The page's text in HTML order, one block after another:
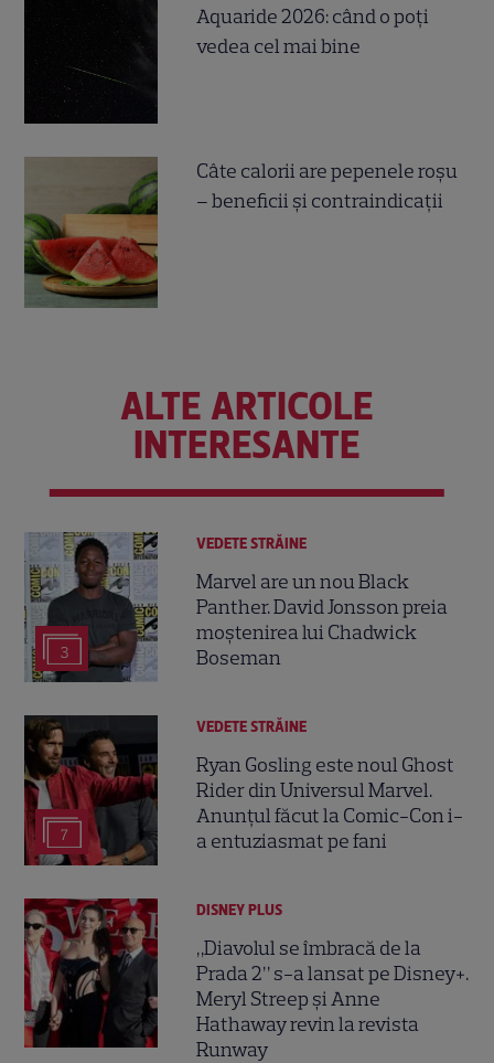
Aquaride 2026: când o poți
vedea cel mai bine
Câte calorii are pepenele roșu
– beneficii și contraindicații
ALTE ARTICOLE
INTERESANTE
3
VEDETE STRĂINE
Marvel are un nou Black
Panther. David Jonsson preia
moștenirea lui Chadwick
Boseman
7
VEDETE STRĂINE
Ryan Gosling este noul Ghost
Rider din Universul Marvel.
Anunțul făcut la Comic-Con i-
a entuziasmat pe fani
DISNEY PLUS
„Diavolul se îmbracă de la
Prada 2” s-a lansat pe Disney+.
Meryl Streep și Anne
Hathaway revin la revista
Runway